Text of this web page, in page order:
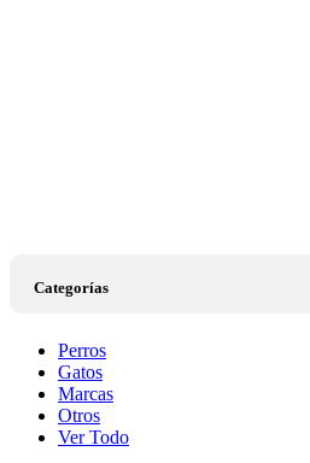
Categorías
Perros
Gatos
Marcas
Otros
Ver Todo